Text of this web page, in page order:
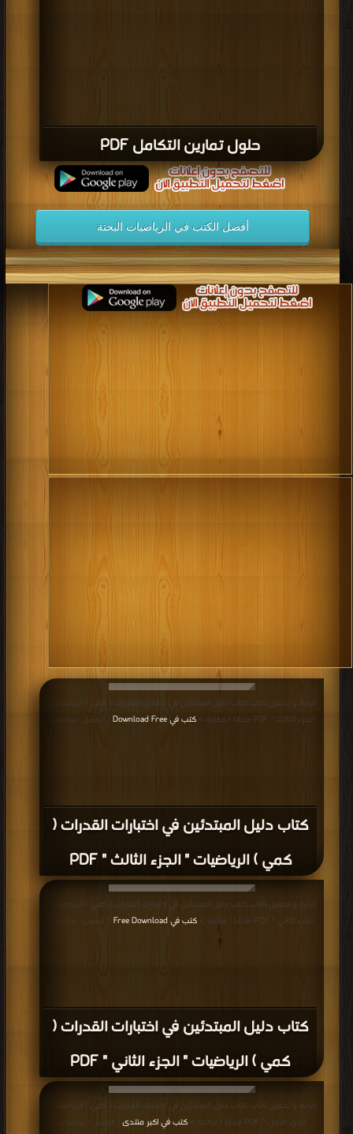
حلول تمارين التكامل PDF
أفضل الكتب في الرياضيات البحتة
كتاب دليل المبتدئين في اختبارات القدرات (
كمي ) الرياضيات " الجزء الثالث " PDF
قراءة و تحميل كتاب كتاب دليل المبتدئين في اختبارات القدرات ( كمي ) الرياضيات "
الجزء الثالث " PDF مجانا | مكتبة >
كتب في Download Free | التحميل : مرة/مرات
كتاب دليل المبتدئين في اختبارات القدرات (
كمي ) الرياضيات " الجزء الثاني " PDF
قراءة و تحميل كتاب كتاب دليل المبتدئين في اختبارات القدرات ( كمي ) الرياضيات "
الجزء الثاني " PDF مجانا | مكتبة >
كتب في Free Download | التحميل : مرة/مرات
قراءة و تحميل كتاب كتاب دليل المبتدئين في اختبارات القدرات ( كمي ) الرياضيات "
الجزء الاول " PDF مجانا | مكتبة >
كتب في اكبر منتدى | التحميل : مرة/مرات